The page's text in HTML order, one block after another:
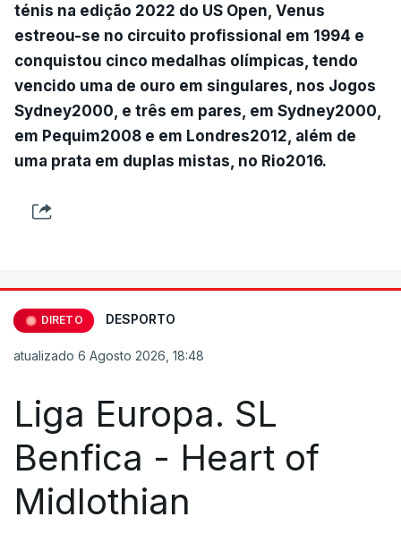
ténis na edição 2022 do US Open, Venus
estreou-se no circuito profissional em 1994 e
conquistou cinco medalhas olímpicas, tendo
vencido uma de ouro em singulares, nos Jogos
Sydney2000, e três em pares, em Sydney2000,
em Pequim2008 e em Londres2012, além de
uma prata em duplas mistas, no Rio2016.
DIRETO DESPORTO
atualizado 6 Agosto 2026, 18:48
Liga Europa. SL
Benfica - Heart of
Midlothian